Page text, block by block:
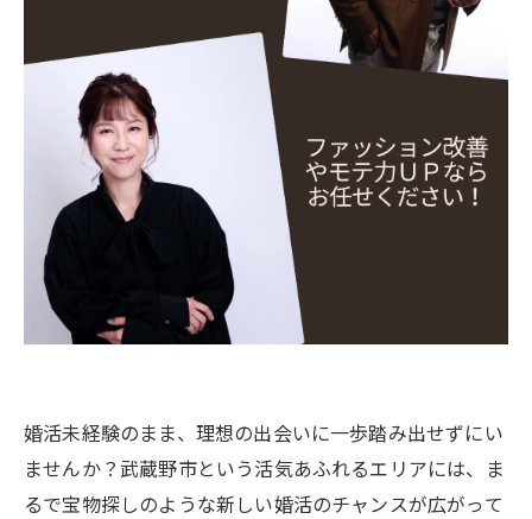
婚活未経験のまま、理想の出会いに一歩踏み出せずにい
ませんか？武蔵野市という活気あふれるエリアには、ま
るで宝物探しのような新しい婚活のチャンスが広がって